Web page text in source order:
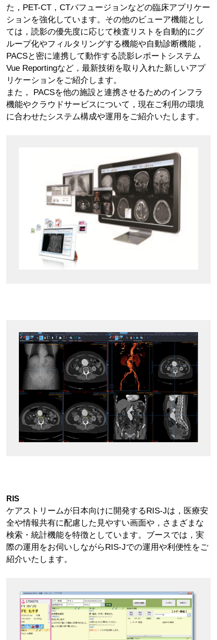
た，PET-CT，CTパフュージョンなどの臨床アプリケー
ションを強化しています。その他のビューア機能とし
ては，読影の優先度に応じて検査リストを自動的にグ
ループ化やフィルタリングする機能や自動診断機能，
PACSと密に連携して動作する読影レポートシステム
Vue Reportingなど，最新技術を取り入れた新しいアプ
リケーションをご紹介します。
また， PACSを他の施設と連携させるためのインフラ
機能やクラウドサービスについて，現在ご利用の環境
に合わせたシステム構成や運用をご紹介いたします。
RIS
ケアストリームが日本向けに開発するRIS-Jは，医療安
全や情報共有に配慮した見やすい画面や，さまざまな
検索・統計機能を特徴としています。ブースでは，実
際の運用をお伺いしながらRIS-Jでの運用や利便性をご
紹介いたします。